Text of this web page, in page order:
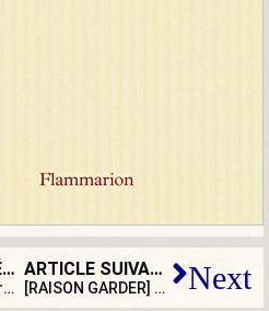
ARTICLE PRÉCÉDENT
[VOTRE AVIS] Approuvez-vous le coup de gueule de Bernard Arnault ?
ARTICLE SUIVANT
[RAISON GARDER] Trump : le rayonnement d’un chef Next